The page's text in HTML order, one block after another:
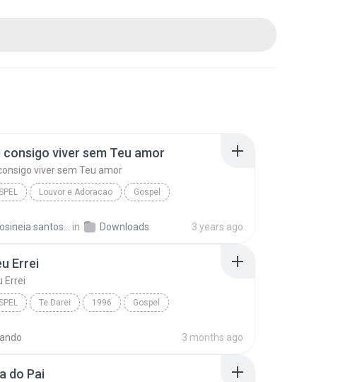
consigo viver sem Teu amor
viver sem Teu amor
Louvor e Adoracao Gospel
in Downloads 3 years ago
Errei
Errei
Te Darei 1996 Gospel
3 months ago
do Pai